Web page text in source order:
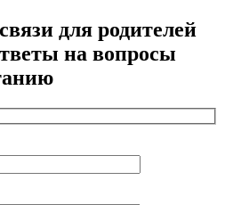
для родителей
на вопросы